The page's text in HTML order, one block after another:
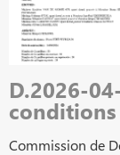
D.2026-
Commission de